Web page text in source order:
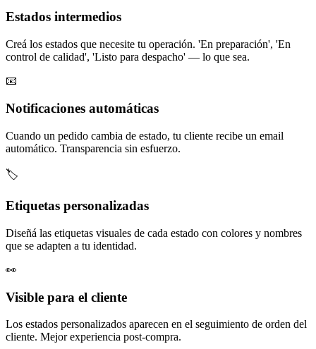
Estados intermedios
Creá los estados que necesite tu operación. 'En preparación', 'En
control de calidad', 'Listo para despacho' — lo que sea.
📧
Notificaciones automáticas
Cuando un pedido cambia de estado, tu cliente recibe un email
automático. Transparencia sin esfuerzo.
🏷️
Etiquetas personalizadas
Diseñá las etiquetas visuales de cada estado con colores y nombres
que se adapten a tu identidad.
👀
Visible para el cliente
Los estados personalizados aparecen en el seguimiento de orden del
cliente. Mejor experiencia post-compra.